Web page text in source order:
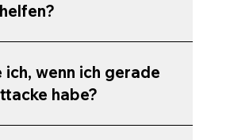
ich, wenn ich gerade
habe?